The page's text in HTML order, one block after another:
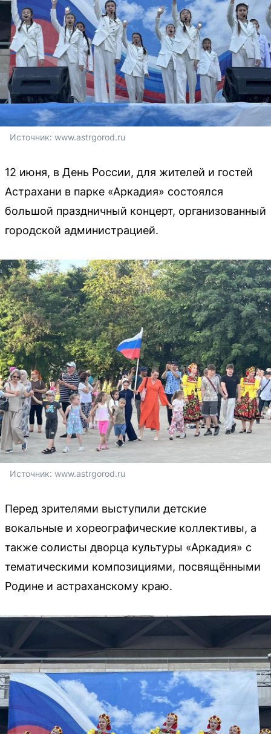
Источник: www.astrgorod.ru
12 июня, в День России, для жителей и гостей
Астрахани в парке «Аркадия» состоялся
большой праздничный концерт, организованный
городской администрацией.
Источник: www.astrgorod.ru
Перед зрителями выступили детские
вокальные и хореографические коллективы, а
также солисты дворца культуры «Аркадия» с
тематическими композициями, посвящёнными
Родине и астраханскому краю.